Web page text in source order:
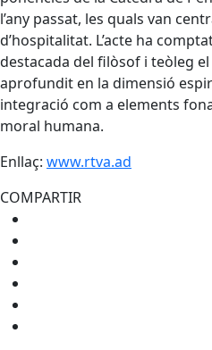
l’any passat, les quals van
d’hospitalitat. L’acte ha
destacada del filòsof i teòleg
aprofundit en la dimensió
integració com a elements
moral humana.
Enllaç: www.rtva.ad
COMPARTIR